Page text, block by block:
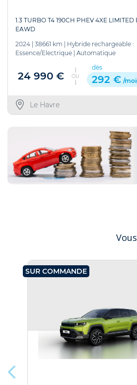
1.3 TURBO T4 190CH PHEV 4XE LIMITED
EAWD
2024 38661 km
Hybride rechargeable :
Essence/Electrique Automatique
24 990 € OU
dès
292 € /
Le Havre
SUR COMMANDE